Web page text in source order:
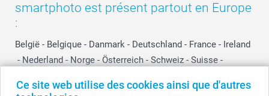
Ce site web utilise des cookies ainsi que d'autres
smartphoto est présent partout en Europe
:
België - Belgique - Danmark - Deutschland - France - Ireland
- Nederland - Norge - Österreich - Schweiz - Suisse -
Other Countries